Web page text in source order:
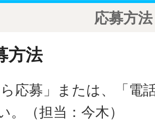
応募方法
方法
ら応募」または、「電
。（担当：今木）